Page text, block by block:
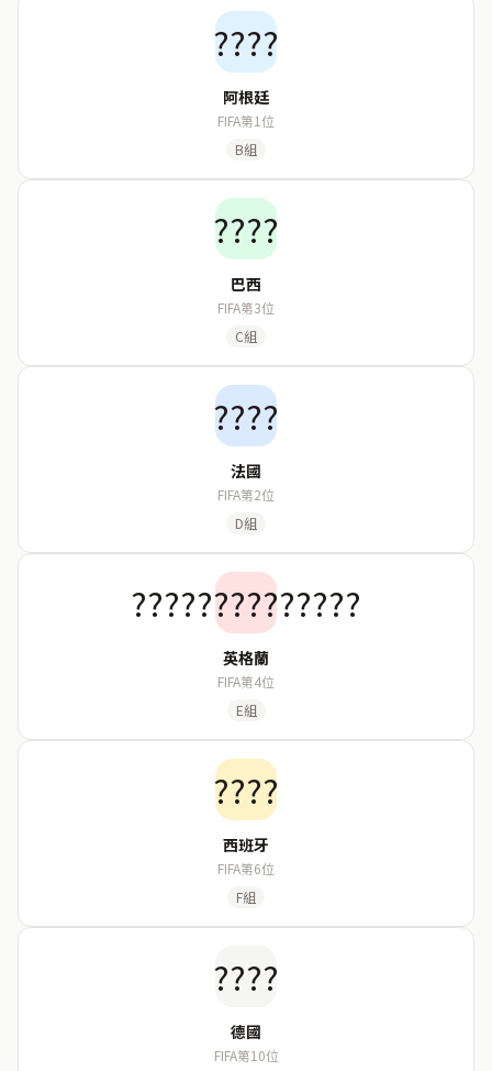
????
阿根廷
FIFA第1位
B組
????
巴西
FIFA第3位
C組
????
法國
FIFA第2位
D組
??????????????
英格蘭
FIFA第4位
E組
????
西班牙
FIFA第6位
F組
????
德國
FIFA第10位